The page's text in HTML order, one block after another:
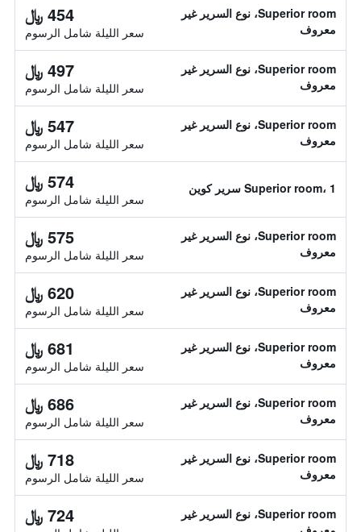
Superior room، نوع السرير غير
معروف
454 ﷼
سعر الليلة شامل الرسوم
Superior room، نوع السرير غير
معروف
497 ﷼
سعر الليلة شامل الرسوم
Superior room، نوع السرير غير
معروف
547 ﷼
سعر الليلة شامل الرسوم
Superior room، 1 سرير كوين 574 ﷼
سعر الليلة شامل الرسوم
Superior room، نوع السرير غير
معروف
575 ﷼
سعر الليلة شامل الرسوم
Superior room، نوع السرير غير
معروف
620 ﷼
سعر الليلة شامل الرسوم
Superior room، نوع السرير غير
معروف
681 ﷼
سعر الليلة شامل الرسوم
Superior room، نوع السرير غير
معروف
686 ﷼
سعر الليلة شامل الرسوم
Superior room، نوع السرير غير
معروف
718 ﷼
سعر الليلة شامل الرسوم
Superior room، نوع السرير غير
724 ﷼